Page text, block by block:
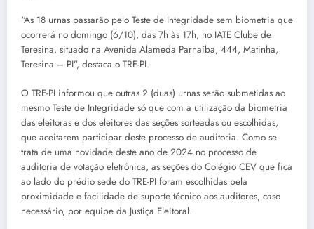
“As 18 urnas passarão pelo Teste de Integridade sem biometria que
ocorrerá no domingo (6/10), das 7h às 17h, no IATE Clube de
Teresina, situado na Avenida Alameda Parnaíba, 444, Matinha,
Teresina – PI”, destaca o TRE-PI.
O TRE-PI informou que outras 2 (duas) urnas serão submetidas ao
mesmo Teste de Integridade só que com a utilização da biometria
das eleitoras e dos eleitores das seções sorteadas ou escolhidas,
que aceitarem participar deste processo de auditoria. Como se
trata de uma novidade deste ano de 2024 no processo de
auditoria de votação eletrônica, as seções do Colégio CEV que fica
ao lado do prédio sede do TRE-PI foram escolhidas pela
proximidade e facilidade de suporte técnico aos auditores, caso
necessário, por equipe da Justiça Eleitoral.